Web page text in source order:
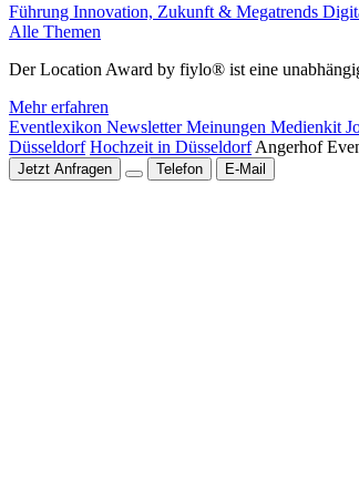
Führung Innovation, Zukunft & Megatrends
Alle Themen
Der Location Award by fiylo® ist eine
Mehr erfahren
Eventlexikon NewsletterMeinungen Medienkit
Düsseldorf Hochzeit in Düsseldorf Angerhof
Jetzt Anfragen Telefon E-Mail